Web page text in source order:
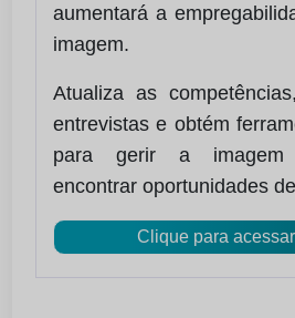
aumentará a
imagem.
Atualiza as
entrevistas e obtém
para gerir a imagem
encontrar oportunidades
Clique para